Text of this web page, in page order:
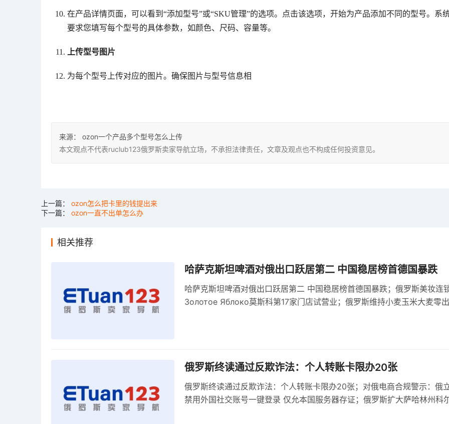
在产品详情页面，可以看到“添加型号”或“SKU管理”的选项。点击该选项，开始为产品添加不同的型号。系
要求您填写每个型号的具体参数，如颜色、尺码、容量等。
上传型号图片
为每个型号上传对应的图片。确保图片与型号信息相
来源：
ozon一个产品多个型号怎么上传
本文观点不代表ruclub123俄罗斯卖家导航立场，不承担法律责任，文章及观点也不构成任何投资意见。
上一篇： ozon怎么把卡里的钱提出来
下一篇： ozon一直不出单怎么办
相关推荐
哈萨克斯坦啤酒对俄出口跃居第二 中国稳居榜首德国暴跌
哈萨克斯坦啤酒对俄出口跃居第二 中国稳居榜首德国暴跌；俄罗斯美妆连
Золотое Яблоко莫斯科第17家门店试营业；俄罗斯维持小麦玉米大麦零
俄罗斯终读通过反欺诈法：个人转账卡限办20张
俄罗斯终读通过反欺诈法：个人转账卡限办20张；对俄电商合规警示：俄
禁用外国社交账号一键登录 仅允本国服务器存证；俄罗斯扩大萨哈林州科